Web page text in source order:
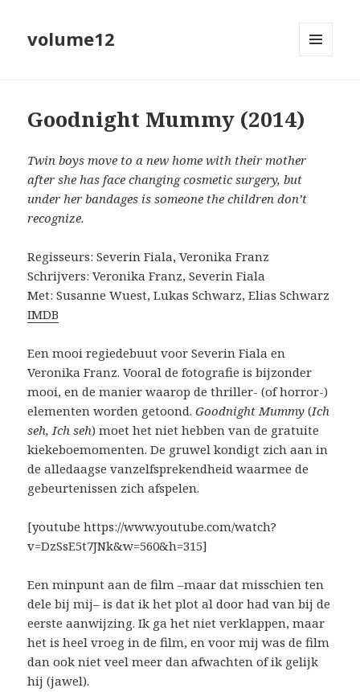
volume12
Goodnight Mummy (2014)
Twin boys move to a new home with their mother
after she has face changing cosmetic surgery, but
under her bandages is someone the children don’t
recognize.
Regisseurs: Severin Fiala, Veronika Franz
Schrijvers: Veronika Franz, Severin Fiala
Met: Susanne Wuest, Lukas Schwarz, Elias Schwarz
IMDB
Een mooi regiedebuut voor Severin Fiala en
Veronika Franz. Vooral de fotografie is bijzonder
mooi, en de manier waarop de thriller- (of horror-)
elementen worden getoond.Goodnight Mummy (Ich
seh, Ich seh) moet het niet hebben van de gratuite
kiekeboemomenten. De gruwel kondigt zich aan in
de alledaagse vanzelfsprekendheid waarmee de
gebeurtenissen zich afspelen.
[youtube https://www.youtube.com/watch?
v=DzSsE5t7JNk&w=560&h=315]
Een minpunt aan de film –maar dat misschien ten
dele bij mij– is dat ik het plot al door had van bij de
eerste aanwijzing. Ik ga het niet verklappen, maar
het is heel vroeg in de film, en voor mij was de film
dan ook niet veel meer dan afwachten of ik gelijk
hij (jawel).